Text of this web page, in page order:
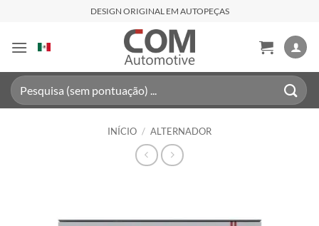
content
DESIGN ORIGINAL EM AUTOPEÇAS
Pesquisar
por:
INÍCIO / ALTERNADOR